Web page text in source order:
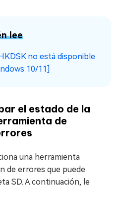
lee
no está disponible
10/11]
el estado de la
de
una herramienta
de errores que puede
SD. A continuación, le